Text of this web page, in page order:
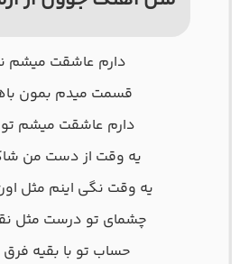
دارم عاشقت میشم
قسمت میدم بمون
دارم عاشقت میشم تو
یه وقت از دست من
یه وقت نگی اینم مثل
چشمای تو درست مثل
حساب تو با بقیه